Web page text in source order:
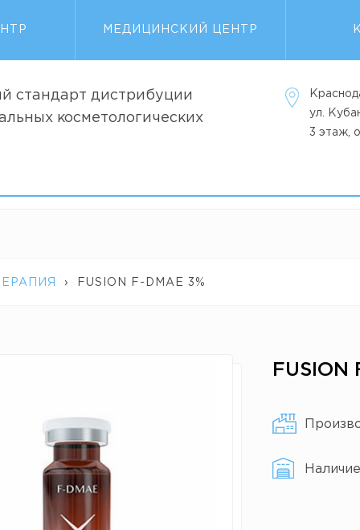
МЕДИЦИНСКИЙ ЦЕНТР
стандарт дистрибуции
косметологических
ул.
3 этаж,
› FUSION F-DMAE 3%
FUSION